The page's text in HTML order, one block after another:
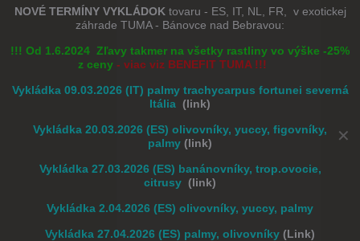
✕
NOVÉ TERMÍNY VYKLÁDOK tovaru - ES, IT, NL, FR, v exotickej
záhrade TUMA - Bánovce nad Bebravou:
!!! Od 1.6.2024 Zľavy takmer na všetky rastliny vo výške -25%
z ceny - viac viz BENEFIT TUMA !!!
Vykládka 09.03.2026 (IT) palmy trachycarpus fortunei severná
Itália (link)
Vykládka 20.03.2026 (ES) olivovníky, yuccy, figovníky,
palmy (link)
Vykládka 27.03.2026 (ES) banánovníky, trop.ovocie,
citrusy (link)
Vykládka 2.04.2026 (ES) olivovníky, yuccy, palmy
Vykládka 27.04.2026 (ES) palmy, olivovníky (Link)